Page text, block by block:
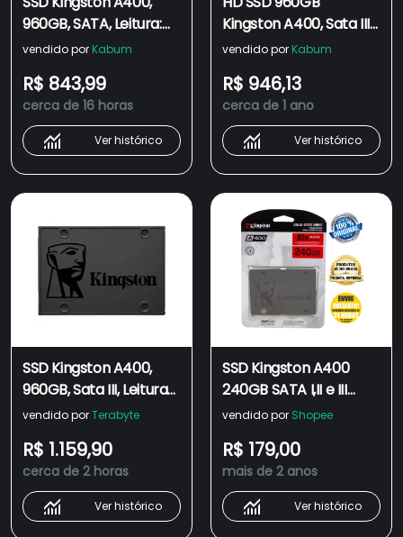
960GB, SATA, Leitura:
500MB/s e Gravação:
SA400S37/960G
vendido por Kabum
R$ 843,99
cerca de 16 horas
Ver histórico
Kingston A400, Sata III
6GB/S, Leitura
450MB/S -
Sa400s37/960g
vendido por Kabum
R$ 946,13
cerca de 1 ano
Ver histórico
SSD Kingston A400,
960GB, Sata III, Leitura
500MBs e Gravação
SA400S37/960G - IMP
vendido porTerabyte
R$ 1.159,90
cerca de 2 horas
Ver histórico
SSD Kingston A400
240GB SATA I,II e III
Leitura 500MB/s,
SA400S37/240G
Original
vendido por Shopee
R$ 179,00
mais de 2 anos
Ver histórico